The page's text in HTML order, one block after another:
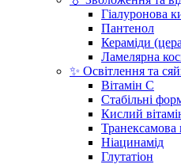
Гіалуронова
Пантенол
Кераміди
Ламелярна
✨ Освітлення та
Вітамін С
Стабільні
Кислий
Транексамова
Ніацинамід
Глутатіон